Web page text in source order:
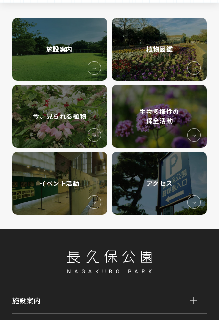
施設案内 植物図鑑
今、見られる植物
生物多様性の
保全活動
イベント活動 アクセス
施設案内